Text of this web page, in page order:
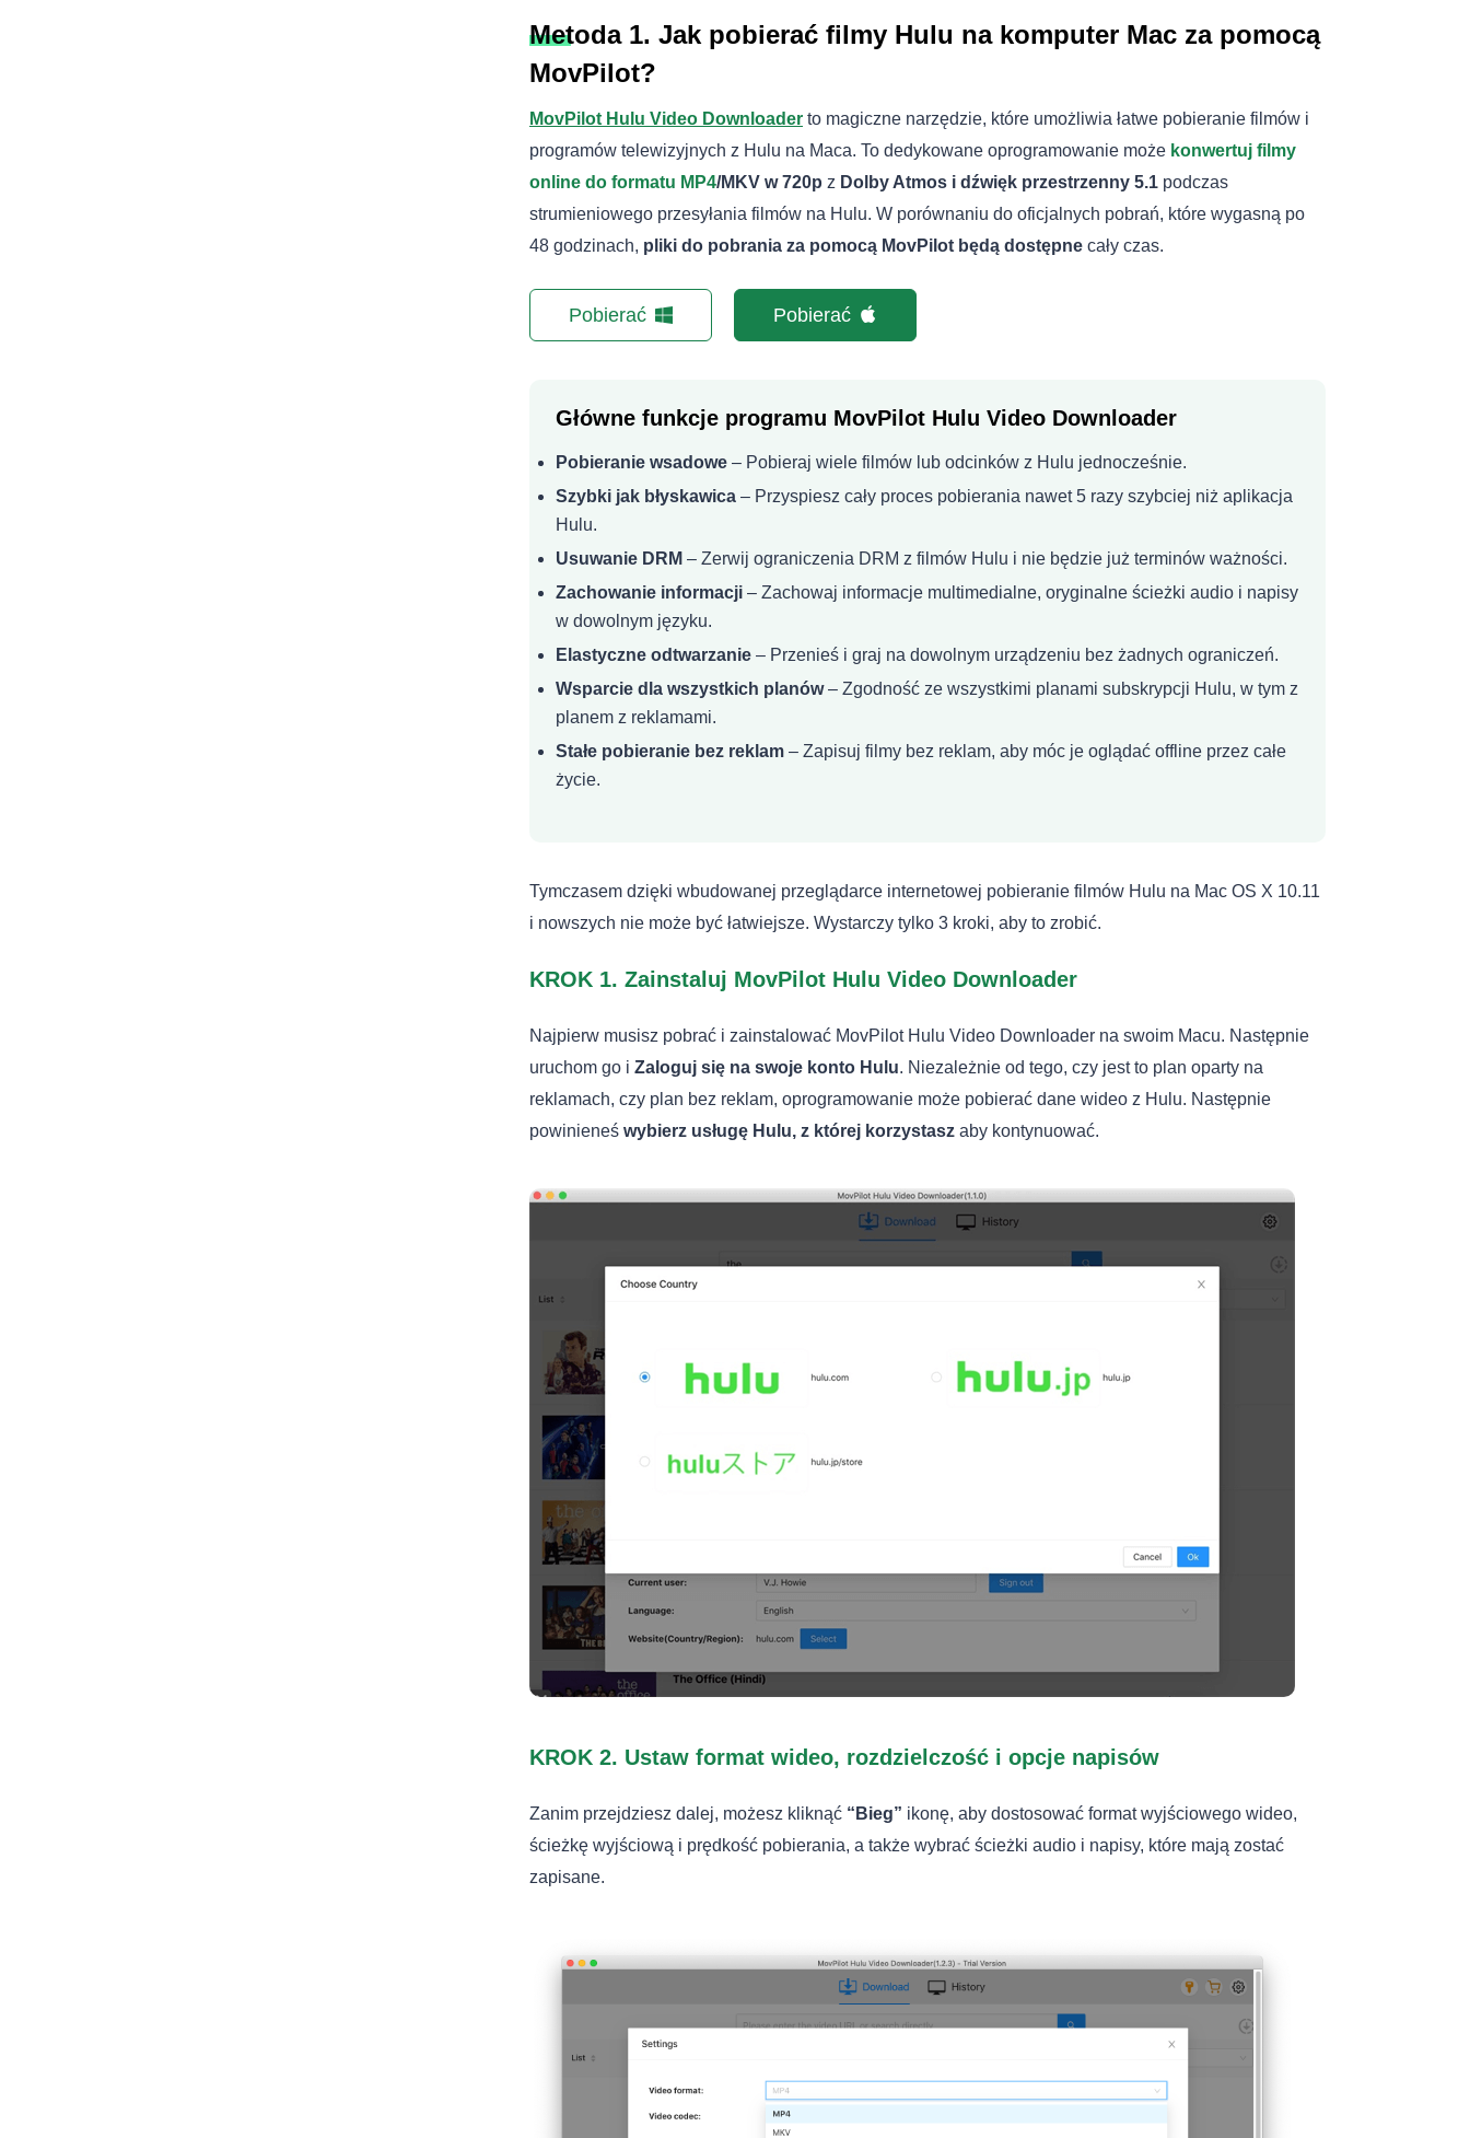
Metoda 1. Jak pobierać filmy Hulu na komputer Mac za pomocą
MovPilot?
MovPilot Hulu Video Downloader to magiczne narzędzie, które umożliwia łatwe pobieranie filmów i
programów telewizyjnych z Hulu na Maca. To dedykowane oprogramowanie może konwertuj filmy
online do formatu MP4/MKV w 720p z Dolby Atmos i dźwięk przestrzenny 5.1 podczas
strumieniowego przesyłania filmów na Hulu. W porównaniu do oficjalnych pobrań, które wygasną po
48 godzinach, pliki do pobrania za pomocą MovPilot będą dostępne cały czas.
Pobierać Pobierać
Główne funkcje programu MovPilot Hulu Video Downloader
Pobieranie wsadowe – Pobieraj wiele filmów lub odcinków z Hulu jednocześnie.
Szybki jak błyskawica – Przyspiesz cały proces pobierania nawet 5 razy szybciej niż aplikacja
Hulu.
Usuwanie DRM – Zerwij ograniczenia DRM z filmów Hulu i nie będzie już terminów ważności.
Zachowanie informacji – Zachowaj informacje multimedialne, oryginalne ścieżki audio i napisy
w dowolnym języku.
Elastyczne odtwarzanie – Przenieś i graj na dowolnym urządzeniu bez żadnych ograniczeń.
Wsparcie dla wszystkich planów– Zgodność ze wszystkimi planami subskrypcji Hulu, w tym z
planem z reklamami.
Stałe pobieranie bez reklam – Zapisuj filmy bez reklam, aby móc je oglądać offline przez całe
życie.
Tymczasem dzięki wbudowanej przeglądarce internetowej pobieranie filmów Hulu na Mac OS X 10.11
i nowszych nie może być łatwiejsze. Wystarczy tylko 3 kroki, aby to zrobić.
KROK 1. Zainstaluj MovPilot Hulu Video Downloader
Najpierw musisz pobrać i zainstalować MovPilot Hulu Video Downloader na swoim Macu. Następnie
uruchom go i Zaloguj się na swoje konto Hulu. Niezależnie od tego, czy jest to plan oparty na
reklamach, czy plan bez reklam, oprogramowanie może pobierać dane wideo z Hulu. Następnie
powinieneś wybierz usługę Hulu, z której korzystasz aby kontynuować.
KROK 2. Ustaw format wideo, rozdzielczość i opcje napisów
Zanim przejdziesz dalej, możesz kliknąć “Bieg” ikonę, aby dostosować format wyjściowego wideo,
ścieżkę wyjściową i prędkość pobierania, a także wybrać ścieżki audio i napisy, które mają zostać
zapisane.